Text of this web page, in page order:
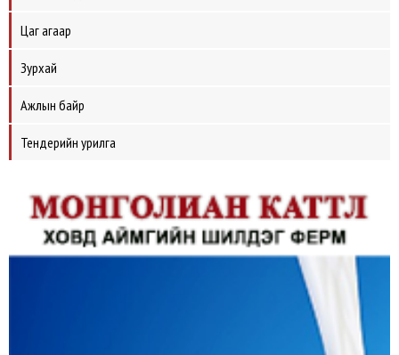
Цаг агаар
Зурхай
Ажлын байр
Тендерийн урилга